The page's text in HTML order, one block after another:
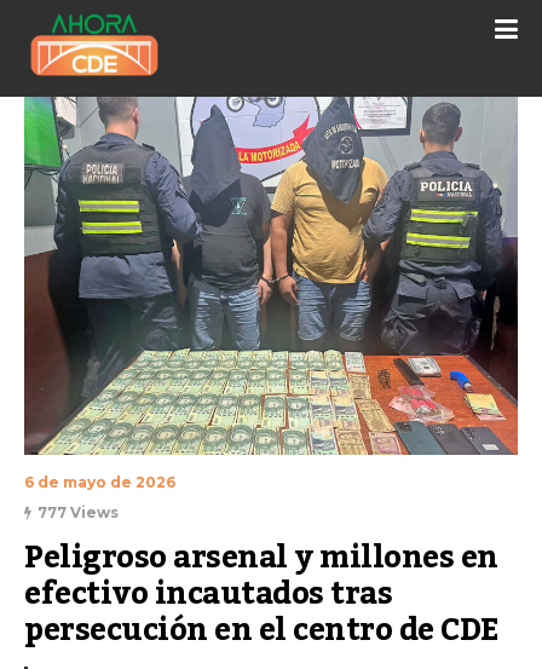
6 de mayo de 2026
777 Views
Peligroso arsenal y millones en
efectivo incautados tras
persecución en el centro de CDE